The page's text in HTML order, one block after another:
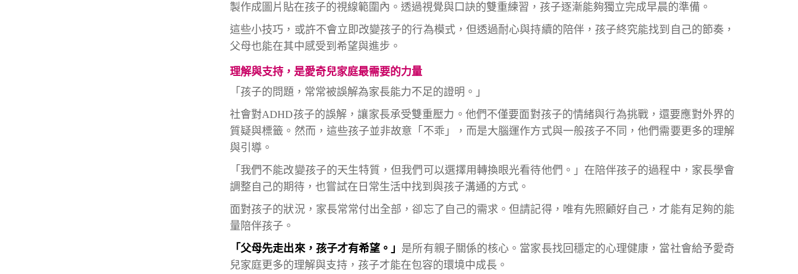
製作成圖片貼在孩子的視線範圍內。透過視覺與口訣的雙重練習，孩子逐漸能夠獨立完成早晨的準備。
這些小技巧，或許不會立即改變孩子的行為模式，但透過耐心與持續的陪伴，孩子終究能找到自己的節奏，
父母也能在其中感受到希望與進步。
理解與支持，是愛奇兒家庭最需要的力量
「孩子的問題，常常被誤解為家長能力不足的證明。」
社會對ADHD孩子的誤解，讓家長承受雙重壓力。他們不僅要面對孩子的情緒與行為挑戰，還要應對外界的
質疑與標籤。然而，這些孩子並非故意「不乖」，而是大腦運作方式與一般孩子不同，他們需要更多的理解
與引導。
「我們不能改變孩子的天生特質，但我們可以選擇用轉換眼光看待他們。」在陪伴孩子的過程中，家長學會
調整自己的期待，也嘗試在日常生活中找到與孩子溝通的方式。
面對孩子的狀況，家長常常付出全部，卻忘了自己的需求。但請記得，唯有先照顧好自己，才能有足夠的能
量陪伴孩子。
「父母先走出來，孩子才有希望。」 是所有親子關係的核心。當家長找回穩定的心理健康，當社會給予愛奇
兒家庭更多的理解與支持，孩子才能在包容的環境中成長。